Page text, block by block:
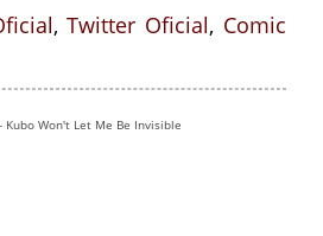
,Twitter Oficial, Comic
Kubo Won't Let Me Be Invisible